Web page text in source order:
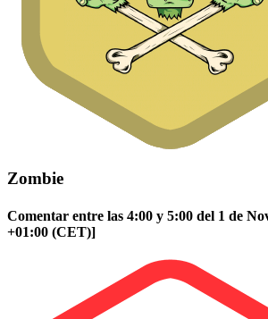
Zombie
Comentar entre las 4:00 y 5:00 del 1 de
+01:00 (CET)]